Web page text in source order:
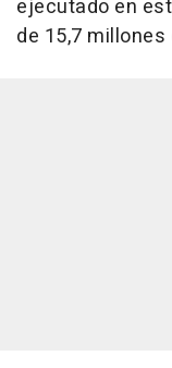
ejecutado en
de 15,7